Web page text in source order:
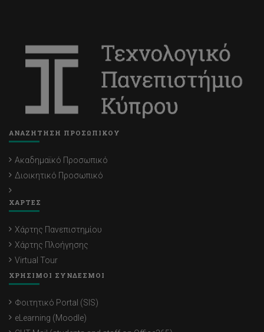
ΑΝΑΖΗΤΗΣΗ ΠΡΟΣΩΠΙΚΟΥ
Ακαδημαϊκό Προσωπικό
Διοικητικό Προσωπικό
ΧΑΡΤΕΣ
Χάρτης Πανεπιστημίου
Χάρτης Πλοήγησης
Virtual Tour
ΧΡΗΣΙΜΟΙ ΣΥΝΔΕΣΜΟΙ
Φοιτητικό Portal (SIS)
eLearning (Moodle)